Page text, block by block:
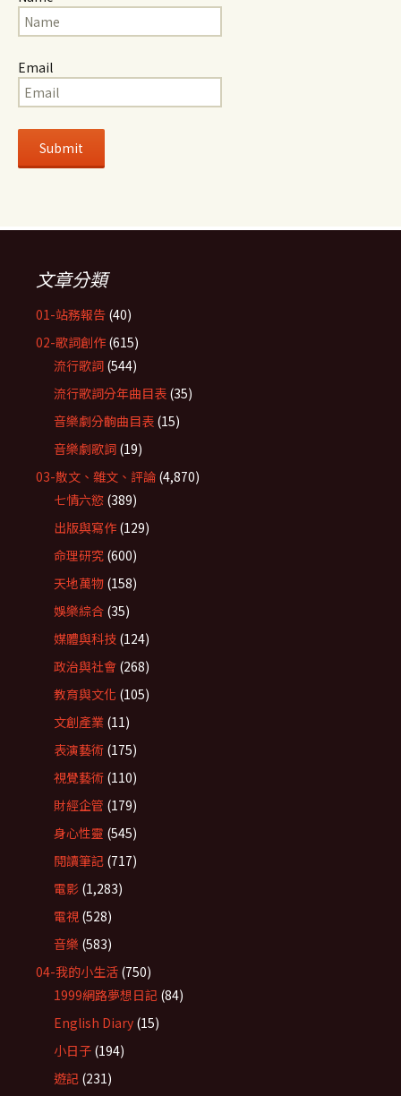
Email
文章分類
01-站務報告 (40)
02-歌詞創作 (615)
流行歌詞 (544)
流行歌詞分年曲目表 (35)
音樂劇分齣曲目表 (15)
音樂劇歌詞 (19)
03-散文、雜文、評論 (4,870)
七情六慾 (389)
出版與寫作 (129)
命理研究 (600)
天地萬物 (158)
娛樂綜合 (35)
媒體與科技 (124)
政治與社會 (268)
教育與文化 (105)
文創產業 (11)
表演藝術 (175)
視覺藝術 (110)
財經企管 (179)
身心性靈 (545)
閱讀筆記 (717)
電影 (1,283)
電視 (528)
音樂 (583)
04-我的小生活 (750)
1999網路夢想日記 (84)
English Diary (15)
小日子 (194)
遊記 (231)